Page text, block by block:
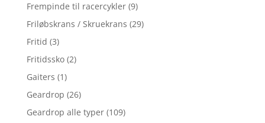
Frempinde til racercykler (9)
Friløbskrans / Skruekrans (29)
Fritid (3)
Fritidssko (2)
Gaiters (1)
Geardrop (26)
Geardrop alle typer (109)